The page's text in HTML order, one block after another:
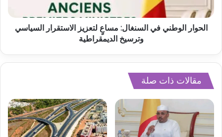
الحوار الوطني في السنغال: مساعٍ لتعزيز الاستقرار السياسي
وترسيخ الديمقراطية
مقالات ذات صلة